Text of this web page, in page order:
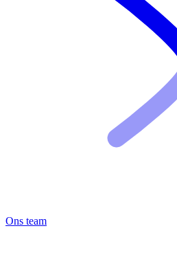
Ons team